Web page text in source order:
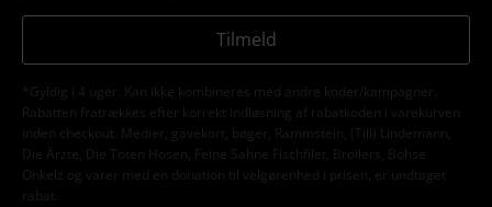
Tilmeld
*Gyldig i 4 uger. Kan ikke kombineres med andre koder/kampagner.
Rabatten fratrækkes efter korrekt indløsning af rabatkoden i varekurven
inden checkout. Medier, gavekort, bøger, Rammstein, (Till) Lindemann,
Die Ärzte, Die Toten Hosen, Feine Sahne Fischfilet, Broilers, Böhse
Onkelz og varer med en donation til velgørenhed i prisen, er undtaget
rabat.